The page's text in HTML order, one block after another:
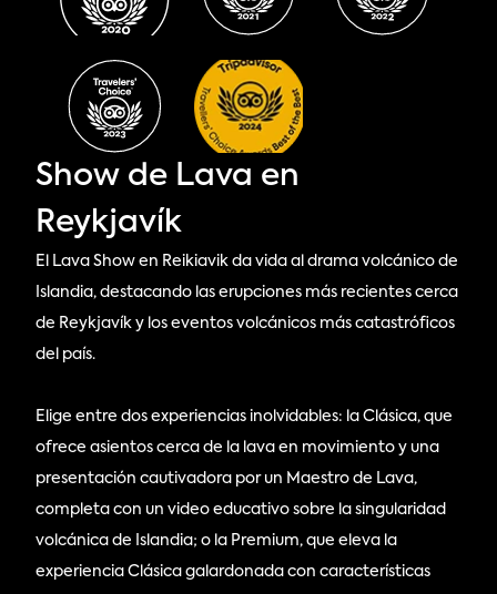
Show de Lava en
Reykjavík
El Lava Show en Reikiavik da vida al drama volcánico de
Islandia, destacando las erupciones más recientes cerca
de Reykjavík y los eventos volcánicos más catastróficos
del país.
Elige entre dos experiencias inolvidables: la Clásica, que
ofrece asientos cerca de la lava en movimiento y una
presentación cautivadora por un Maestro de Lava,
completa con un video educativo sobre la singularidad
volcánica de Islandia; o la Premium, que eleva la
experiencia Clásica galardonada con características